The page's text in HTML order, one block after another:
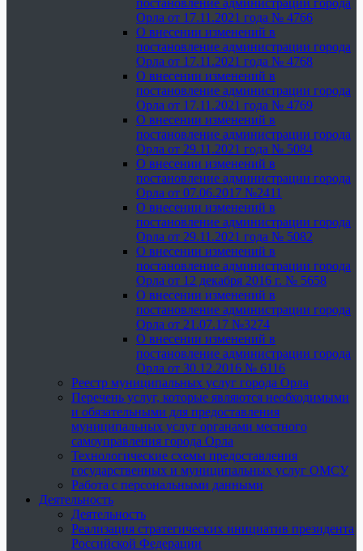
постановление администрации города
Орла от 17.11.2021 года № 4766
О внесении изменений в
постановление администрации города
Орла от 17.11.2021 года № 4768
О внесении изменений в
постановление администрации города
Орла от 17.11.2021 года № 4769
О внесении изменений в
постановление администрации города
Орла от 29.11.2021 года № 5084
О внесении изменений в
постановление администрации города
Орла от 07.06.2017 №2411
О внесении изменений в
постановление администрации города
Орла от 29.11.2021 года № 5082
О внесении изменений в
постановление администрации города
Орла от 12 декабря 2016 г. № 5658
О внесении изменений в
постановление администрации города
Орла от 21.07.17 №3274
О внесении изменений в
постановление администрации города
Орла от 30.12.2016 № 6116
Реестр муниципальных услуг города Орла
Перечень услуг, которые являются необходимыми
и обязательными для предоставления
муниципальных услуг органами местного
самоуправления города Орла
Технологические схемы предоставления
государственных и муниципальных услуг ОМСУ
Работа с персональными данными
Деятельность
Деятельность
Реализация стратегических инициатив президента
Российской Федерации